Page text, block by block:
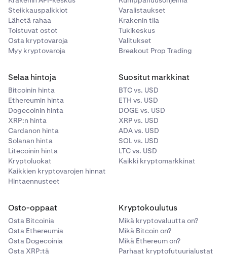
käyttää useammin kuin kerran.
7 Kun pyyntö on vahvistettu, voit nyt klikata
painiketta.
8 Nosto siirtyy nyt Aloitettu-tilaan.
Steikkauspalkkiot
Lähetä rahaa
Toistuvat ostot
Osta kryptovaroja
Myy kryptovaroja
Varalistaukset
Krakenin tila
Tukikeskus
Valitukset
Breakout Prop Trading
Selaa hintoja
Bitcoinin hinta
Ethereumin hinta
Dogecoinin hinta
XRP:n hinta
Cardanon hinta
Solanan hinta
Litecoinin hinta
Kryptoluokat
Kaikkien kryptovarojen hinnat
Hintaennusteet
Suositut markkinat
BTC vs. USD
ETH vs. USD
DOGE vs. USD
XRP vs. USD
ADA vs. USD
SOL vs. USD
LTC vs. USD
Kaikki kryptomarkkinat
Osto-oppaat
Osta Bitcoinia
Osta Ethereumia
Osta Dogecoinia
Osta XRP:tä
Kryptokoulutus
Mikä kryptovaluutta on?
Mikä Bitcoin on?
Mikä Ethereum on?
Parhaat kryptofutuurialustat